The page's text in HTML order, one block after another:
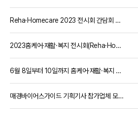
Reha·Homecare 2023 전시회 간담회 개최 안내 | 접수 마감 3.6 (월)까지
2023홈케어·재활·복지 전시회(Reha·Homecare 2023) 개최 안내
6월 8일부터 10일까지 홈케어·재활·복지 전시회 ‘Reha·Homecare 2023’ 개최
매경바이어스가이드 기획기사 참가업체 모집!